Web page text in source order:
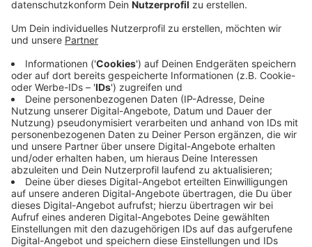
Vorstandsvorsitzende des AOK-Bundesverbandes.
Anzeige
So richten sie die E-Akte ein
Anzeige
Wie Sie die richtige App finden
Anzeige
Jede Krankenkasse hat ihre eigene ePA-App. Wie die
Anwendung genau heißt, kann man über eine Liste